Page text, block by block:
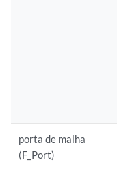
porta de malha
(F_Port)